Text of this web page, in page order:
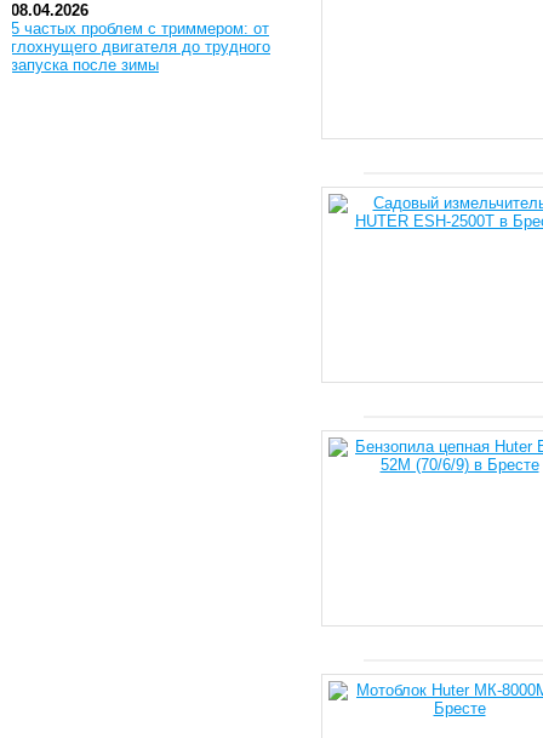
08.04.2026
5 частых проблем с триммером: от
глохнущего двигателя до трудного
запуска после зимы